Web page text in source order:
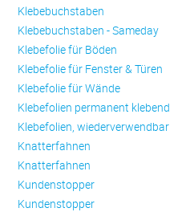
Klebebuchstaben
Klebebuchstaben - Sameday
Klebefolie für Böden
Klebefolie für Fenster & Türen
Klebefolie für Wände
Klebefolien permanent klebend
Klebefolien, wiederverwendbar
Knatterfahnen
Knatterfahnen
Kundenstopper
Kundenstopper